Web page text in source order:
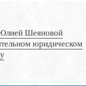
Шеяновой
юридическом